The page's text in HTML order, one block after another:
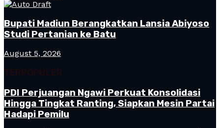
Bupati Madiun Berangkatkan Lansia Abiyoso
Studi Pertanian ke Batu
August 5, 2026
TERPOPULER
PDI Perjuangan Ngawi Perkuat Konsolidasi
Hingga Tingkat Ranting, Siapkan Mesin Partai
Hadapi Pemilu